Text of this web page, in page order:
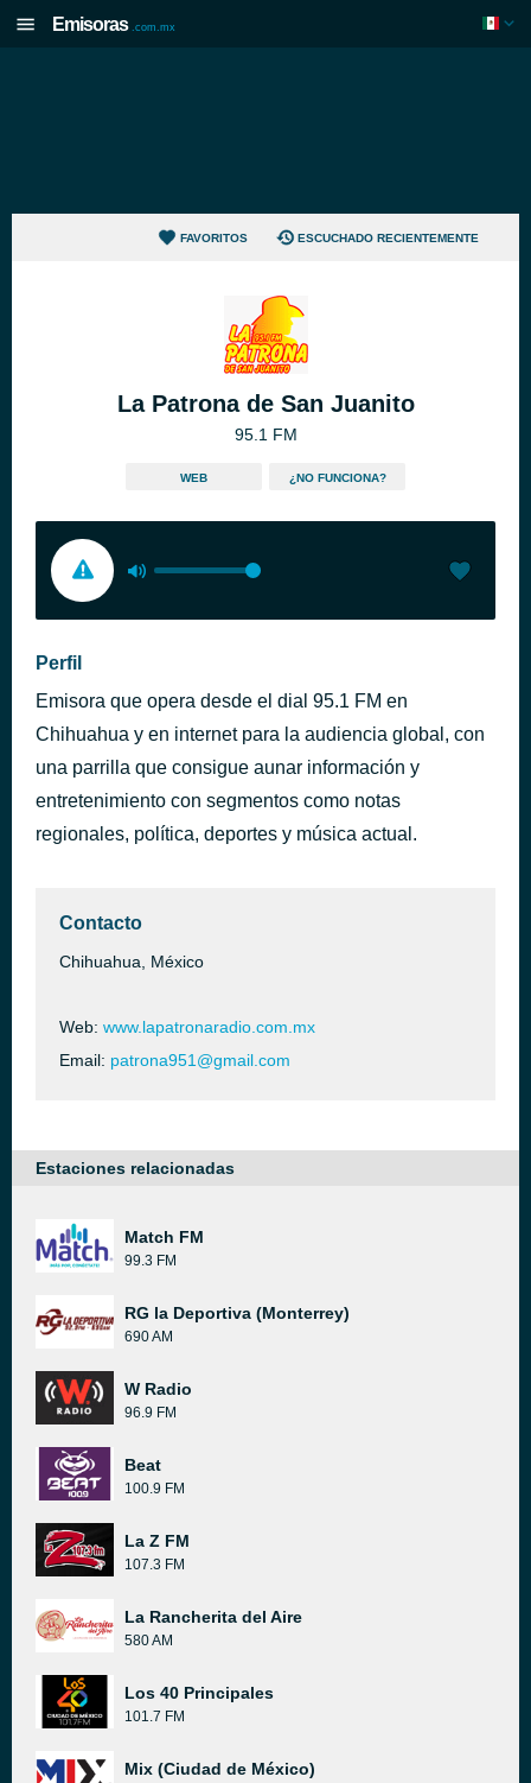
Emisoras .com.mx
FAVORITOS ESCUCHADO RECIENTEMENTE
La Patrona de San Juanito
95.1 FM
WEB ¿NO FUNCIONA?
Perfil
Emisora que opera desde el dial 95.1 FM en
Chihuahua y en internet para la audiencia global, con
una parrilla que consigue aunar información y
entretenimiento con segmentos como notas
regionales, política, deportes y música actual.
Contacto
Chihuahua, México
Web: www.lapatronaradio.com.mx
Email: patrona951@gmail.com
Estaciones relacionadas
Match FM
99.3 FM
RG la Deportiva (Monterrey)
690 AM
W Radio
96.9 FM
Beat
100.9 FM
La Z FM
107.3 FM
La Rancherita del Aire
580 AM
Los 40 Principales
101.7 FM
Mix (Ciudad de México)